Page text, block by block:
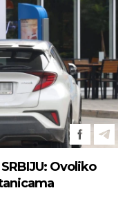
SRBIJU: Ovoliko